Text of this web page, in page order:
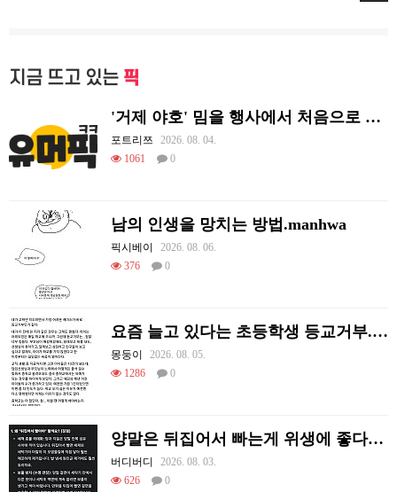
지금 뜨고 있는 픽
'거제 야호' 밈을 행사에서 처음으로 체감하는 리센느
포트리쯔
2026. 08. 04.
1061
0
남의 인생을 망치는 방법.manhwa
픽시베이
2026. 08. 06.
376
0
요즘 늘고 있다는 초등학생 등교거부.jpg
몽둥이
2026. 08. 05.
1286
0
양말은 뒤집어서 빠는게 위생에 좋다고함
버디버디
2026. 08. 03.
626
0